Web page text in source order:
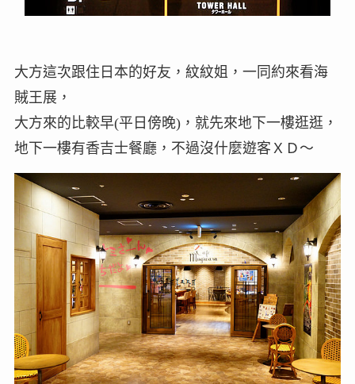
大方這次跟住日本的好友，紋紋姐，一同約來看海
賊王展，
大方來的比較早(平日傍晚)，就先來地下一樓逛逛，
地下一樓有香吉士餐廳，不過沒什麼遊客ＸＤ～